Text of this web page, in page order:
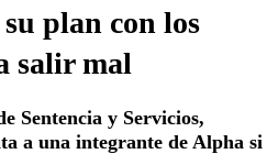
plan con los
salir mal
Sentencia y Servicios,
a una integrante de Alpha si